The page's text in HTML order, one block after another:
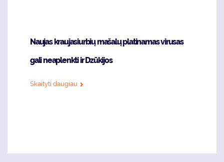
Naujas kraujasiurbių mašalų platinamas virusas
gali neaplenkti ir Dzūkijos
Skaityti daugiau